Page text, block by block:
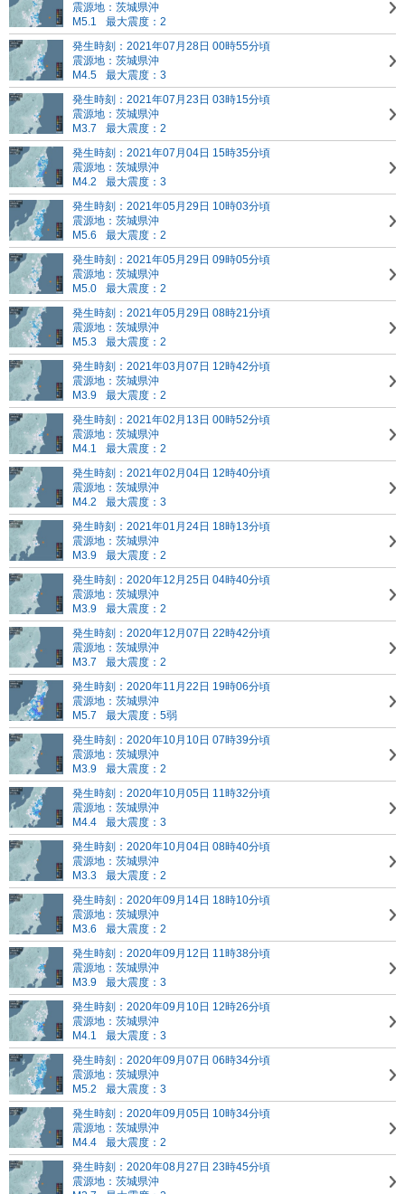
震源地：茨城県沖
M5.1
最大震度：2
発生時刻：2021年07月28日 00時55分頃
震源地：茨城県沖
M4.5
最大震度：3
発生時刻：2021年07月23日 03時15分頃
震源地：茨城県沖
M3.7
最大震度：2
発生時刻：2021年07月04日 15時35分頃
震源地：茨城県沖
M4.2
最大震度：3
発生時刻：2021年05月29日 10時03分頃
震源地：茨城県沖
M5.6
最大震度：2
発生時刻：2021年05月29日 09時05分頃
震源地：茨城県沖
M5.0
最大震度：2
発生時刻：2021年05月29日 08時21分頃
震源地：茨城県沖
M5.3
最大震度：2
発生時刻：2021年03月07日 12時42分頃
震源地：茨城県沖
M3.9
最大震度：2
発生時刻：2021年02月13日 00時52分頃
震源地：茨城県沖
M4.1
最大震度：2
発生時刻：2021年02月04日 12時40分頃
震源地：茨城県沖
M4.2
最大震度：3
発生時刻：2021年01月24日 18時13分頃
震源地：茨城県沖
M3.9
最大震度：2
発生時刻：2020年12月25日 04時40分頃
震源地：茨城県沖
M3.9
最大震度：2
発生時刻：2020年12月07日 22時42分頃
震源地：茨城県沖
M3.7
最大震度：2
発生時刻：2020年11月22日 19時06分頃
震源地：茨城県沖
M5.7
最大震度：5弱
発生時刻：2020年10月10日 07時39分頃
震源地：茨城県沖
M3.9
最大震度：2
発生時刻：2020年10月05日 11時32分頃
震源地：茨城県沖
M4.4
最大震度：3
発生時刻：2020年10月04日 08時40分頃
震源地：茨城県沖
M3.3
最大震度：2
発生時刻：2020年09月14日 18時10分頃
震源地：茨城県沖
M3.6
最大震度：2
発生時刻：2020年09月12日 11時38分頃
震源地：茨城県沖
M3.9
最大震度：3
発生時刻：2020年09月10日 12時26分頃
震源地：茨城県沖
M4.1
最大震度：3
発生時刻：2020年09月07日 06時34分頃
震源地：茨城県沖
M5.2
最大震度：3
発生時刻：2020年09月05日 10時34分頃
震源地：茨城県沖
M4.4
最大震度：2
発生時刻：2020年08月27日 23時45分頃
震源地：茨城県沖